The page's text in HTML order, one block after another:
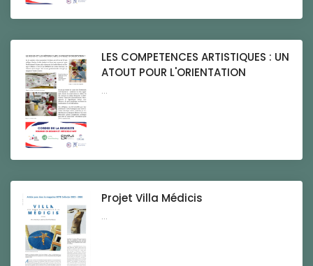
LES COMPETENCES ARTISTIQUES : UN
ATOUT POUR L'ORIENTATION
...
Projet Villa Médicis
...